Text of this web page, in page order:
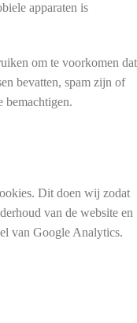
apparaten is
om te voorkomen dat
bevatten, spam zijn of
bemachtigen.
Dit doen wij zodat
van de website en
van Google Analytics.